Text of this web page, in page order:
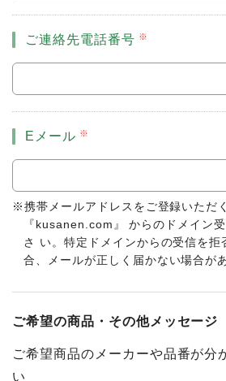
ご連絡先電話番号
Eメール
※携帯メールアドレスをご登録いただ
『kusanen.com』 からのドメイン
さ い。特定ドメインからの受信を拒
合、メールが正しく届かない場合が
ご希望の商品・その他メッセージ
ご希望商品のメーカーや品番が分
い